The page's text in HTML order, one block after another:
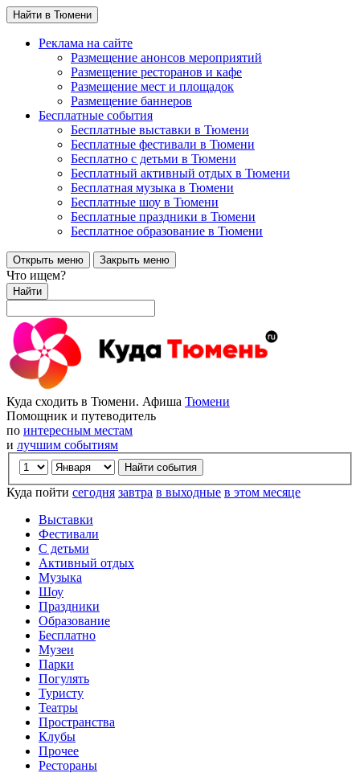
Найти в Тюмени
Реклама на сайте
Размещение анонсов мероприятий
Размещение ресторанов и кафе
Размещение мест и площадок
Размещение баннеров
Бесплатные события
Бесплатные выставки в Тюмени
Бесплатные фестивали в Тюмени
Бесплатно с детьми в Тюмени
Бесплатный активный отдых в Тюмени
Бесплатная музыка в Тюмени
Бесплатные шоу в Тюмени
Бесплатные праздники в Тюмени
Бесплатное образование в Тюмени
Открыть меню Закрыть меню
Что ищем?
Найти
Куда сходить в Тюмени. Афиша Тюмени
Помощник и путеводитель
по интересным местам
и лучшим событиям
Куда пойти сегодня завтра в выходные в этом месяце
Выставки
Фестивали
С детьми
Активный отдых
Музыка
Шоу
Праздники
Образование
Бесплатно
Музеи
Парки
Погулять
Туристу
Театры
Пространства
Клубы
Прочее
Рестораны